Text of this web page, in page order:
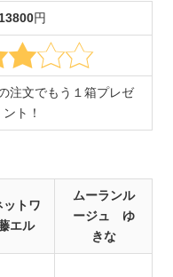
13800円
注文でもう１箱プレゼ
ント！
ットワ
エル
ムーランル
ージュ ゆ
きな